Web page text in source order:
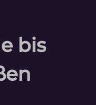
bis